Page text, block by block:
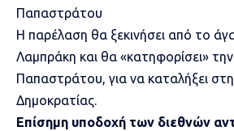
Παπαστράτου
Η παρέλαση θα ξεκινήσει από το
Λαμπράκη και θα «κατηφορίσει»
Παπαστράτου, για να καταλήξει
Δημοκρατίας.
Επίσημη υποδοχή των διεθνών